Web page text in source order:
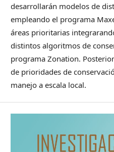
desarrollarán modelos de
empleando el programa
áreas prioritarias
distintos algoritmos de
programa Zonation.
de prioridades de
manejo a escala local.